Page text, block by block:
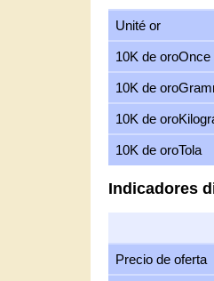
Unité or
10K de oroOnce
10K de
10K de
10K de oroTola
Indicadores
Precio de oferta